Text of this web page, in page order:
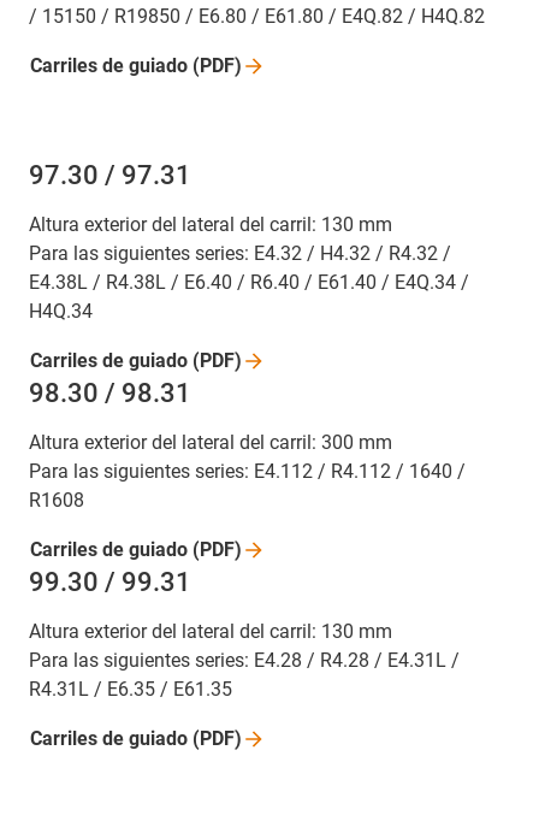
/ 15150 / R19850 / E6.80 / E61.80 / E4Q.82 / H4Q.82
Carriles de guiado (PDF)
97.30 / 97.31
Altura exterior del lateral del carril: 130 mm
Para las siguientes series: E4.32 / H4.32 / R4.32 /
E4.38L / R4.38L / E6.40 / R6.40 / E61.40 / E4Q.34 /
H4Q.34
Carriles de guiado (PDF)
98.30 / 98.31
Altura exterior del lateral del carril: 300 mm
Para las siguientes series: E4.112 / R4.112 / 1640 /
R1608
Carriles de guiado (PDF)
99.30 / 99.31
Altura exterior del lateral del carril: 130 mm
Para las siguientes series: E4.28 / R4.28 / E4.31L /
R4.31L / E6.35 / E61.35
Carriles de guiado (PDF)